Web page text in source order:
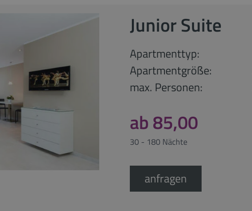
Junior Suite
Apartmenttyp:
Apartmentgröße:
max. Personen:
ab 85,00
30 - 180 Nächte
anfragen